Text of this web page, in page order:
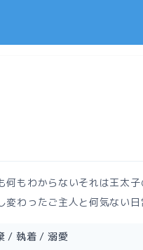
もわからないそれは王太
わったご主人と何気ない
/ 執着 / 溺愛